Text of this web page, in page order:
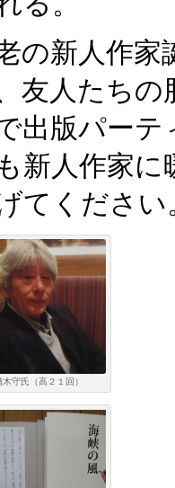
の新人作家
友人たちの
出版パーテ
新人作家
てください
木守氏（高２１回）